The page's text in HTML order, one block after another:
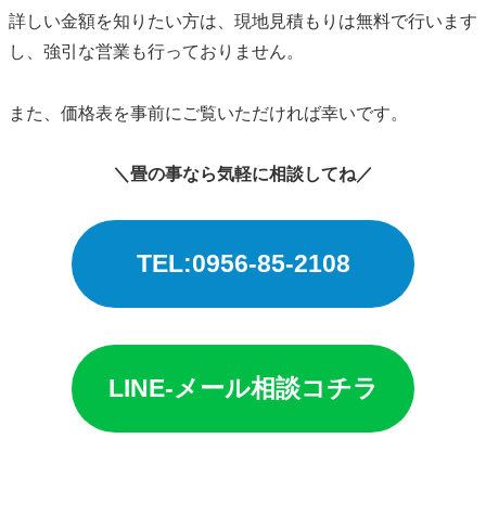
詳しい金額を知りたい方は、現地見積もりは無料で行います
し、強引な営業も行っておりません。
また、価格表を事前にご覧いただければ幸いです。
＼畳の事なら気軽に相談してね／
TEL:0956-85-2108
LINE-メール相談コチラ